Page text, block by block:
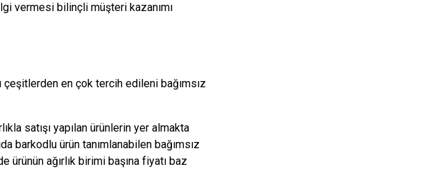
vermesi bilinçli müşteri kazanımı
en çok tercih edileni bağımsız
satışı yapılan ürünlerin yer almakta
barkodlu ürün tanımlanabilen bağımsız
ürünün ağırlık birimi başına fiyatı baz